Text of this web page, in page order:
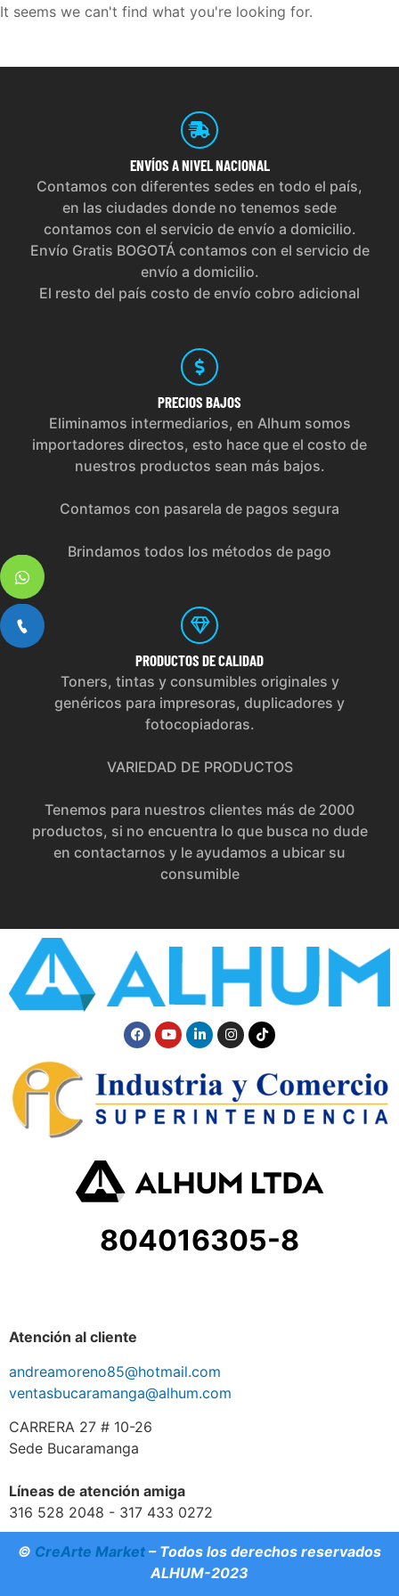
It seems we can't find what you're looking for.
ENVÍOS A NIVEL NACIONAL
Contamos con diferentes sedes en todo el país,
en las ciudades donde no tenemos sede
contamos con el servicio de envío a domicilio.
Envío Gratis BOGOTÁ contamos con el servicio de
envío a domicilio.
El resto del país costo de envío cobro adicional
PRECIOS BAJOS
Eliminamos intermediarios, en Alhum somos
importadores directos, esto hace que el costo de
nuestros productos sean más bajos.
Contamos con pasarela de pagos segura
Brindamos todos los métodos de pago
PRODUCTOS DE CALIDAD
Toners, tintas y consumibles originales y
genéricos para impresoras, duplicadores y
fotocopiadoras.
VARIEDAD DE PRODUCTOS
Tenemos para nuestros clientes más de 2000
productos, si no encuentra lo que busca no dude
en contactarnos y le ayudamos a ubicar su
consumible
804016305-8
Atención al cliente
andreamoreno85@hotmail.com
ventasbucaramanga@alhum.com
CARRERA 27 # 10-26
Sede Bucaramanga
Líneas de atención amiga
316 528 2048 - 317 433 0272
© CreArte Market – Todos los derechos reservados
ALHUM-2023